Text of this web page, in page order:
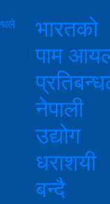
भारतको
पाम
नेपाली
उद्योग
धराशयी
बन्दै